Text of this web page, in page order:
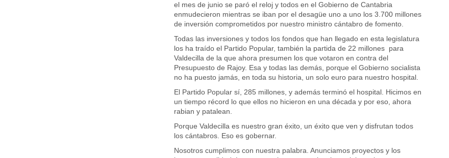
el mes de junio se paró el reloj y todos en el Gobierno de Cantabria
enmudecieron mientras se iban por el desagüe uno a uno los 3.700 millones
de inversión comprometidos por nuestro ministro cántabro de fomento.
Todas las inversiones y todos los fondos que han llegado en esta legislatura
los ha traído el Partido Popular, también la partida de 22 millones para
Valdecilla de la que ahora presumen los que votaron en contra del
Presupuesto de Rajoy. Esa y todas las demás, porque el Gobierno socialista
no ha puesto jamás, en toda su historia, un solo euro para nuestro hospital.
El Partido Popular sí, 285 millones, y además terminó el hospital. Hicimos en
un tiempo récord lo que ellos no hicieron en una década y por eso, ahora
rabian y patalean.
Porque Valdecilla es nuestro gran éxito, un éxito que ven y disfrutan todos
los cántabros. Eso es gobernar.
Nosotros cumplimos con nuestra palabra. Anunciamos proyectos y los